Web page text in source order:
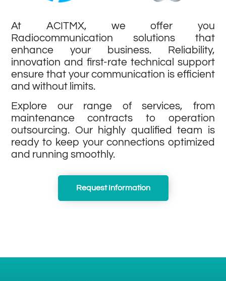
At ACITMX, we offer you
Radiocommunication solutions that
enhance your business. Reliability,
innovation and first-rate technical support
ensure that your communication is efficient
and without limits.
Explore our range of services, from
maintenance contracts to operation
outsourcing. Our highly qualified team is
ready to keep your connections optimized
and running smoothly.
Request Information